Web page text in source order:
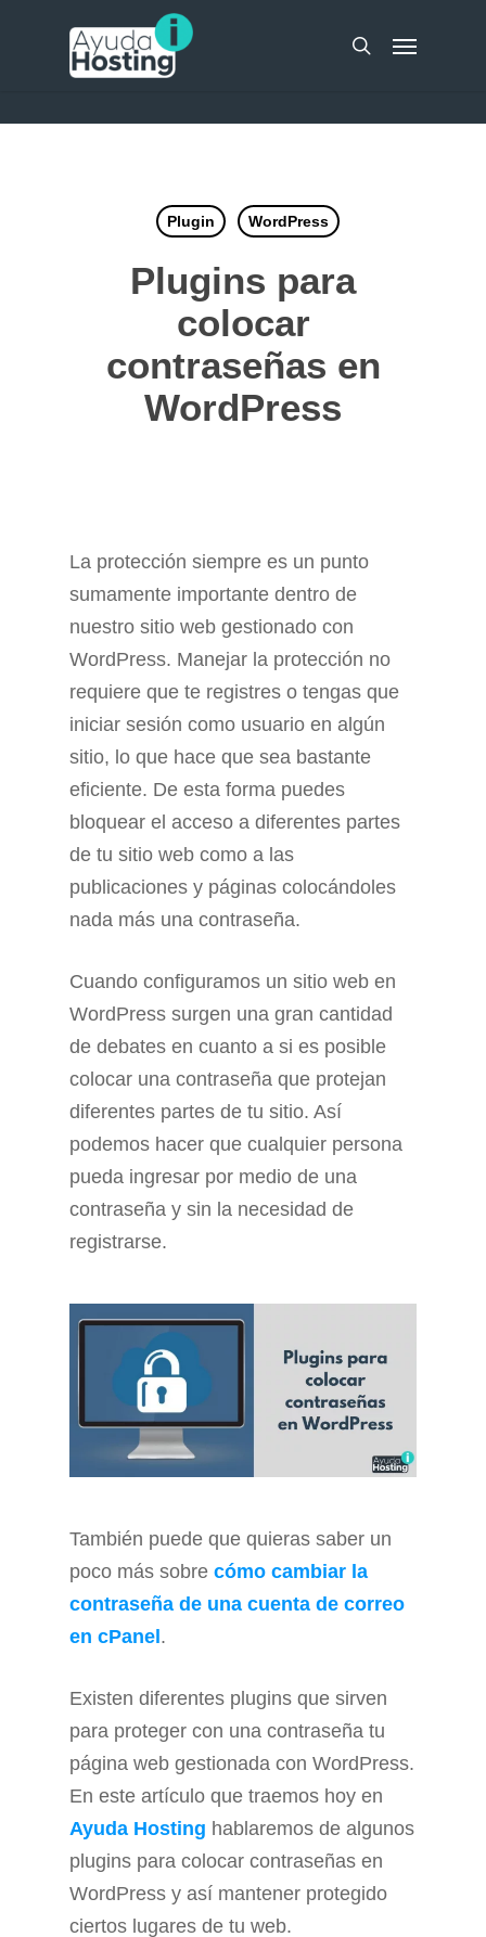
search
Menu
Plugin WordPress
Plugins para
colocar
contraseñas en
WordPress
La protección siempre es un punto
sumamente importante dentro de
nuestro sitio web gestionado con
WordPress. Manejar la protección no
requiere que te registres o tengas que
iniciar sesión como usuario en algún
sitio, lo que hace que sea bastante
eficiente. De esta forma puedes
bloquear el acceso a diferentes partes
de tu sitio web como a las
publicaciones y páginas colocándoles
nada más una contraseña.
Cuando configuramos un sitio web en
WordPress surgen una gran cantidad
de debates en cuanto a si es posible
colocar una contraseña que protejan
diferentes partes de tu sitio. Así
podemos hacer que cualquier persona
pueda ingresar por medio de una
contraseña y sin la necesidad de
registrarse.
También puede que quieras saber un
poco más sobre cómo cambiar la
contraseña de una cuenta de correo
en cPanel .
Existen diferentes plugins que sirven
para proteger con una contraseña tu
página web gestionada con WordPress.
En este artículo que traemos hoy en
Ayuda Hosting hablaremos de algunos
plugins para colocar contraseñas en
WordPress y así mantener protegido
ciertos lugares de tu web.